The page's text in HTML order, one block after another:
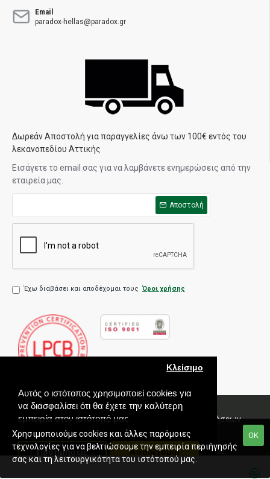
Αυτός ο ιστότοπος χρησιμοποιεί cookies για
να διασφαλίσει ότι θα έχετε την καλύτερη
εμπειρία στον ιστότοπό μας.
Κλείσιμο
Προτιμήσεις Αποδέχομαι
Email
paradox-hellas@paradox.gr
Δωρεάν Αποστολή για παραγγελίες άνω των 100€ εντός του
λεκανοπεδίου Αττικής
Εισάγετε το email σας για να λαμβάνετε ενημερώσεις από την
εταιρεία μας.
Αποστολή
Έχω διαβάσει και αποδέχομαι τους Όροι χρήσης
Πολιτική Ποιότητας Όροι χρήσης
Πολιτική Πωλήσεων
Εγγύηση
Copyright © 2020 Paradox Hellas S.A. All rights reserved.
ΟΚ
Χρησιμοποιούμε cookies και άλλες παρόμοιες
τεχνολογίες για να βελτιώσουμε την εμπειρία περιήγησής
σας και τη λειτουργικότητα του ιστότοπού μας.